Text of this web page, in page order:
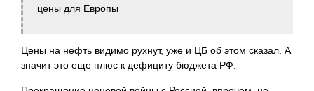
цены для Европы
Цены на нефть видимо рухнут, уже и ЦБ об этом сказал. А
значит это еще плюс к дефициту бюджета РФ.